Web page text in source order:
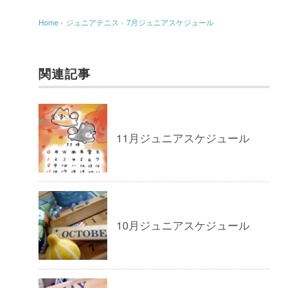
Home › ジュニアテニス › 7月ジュニアスケジュール
関連記事
11月ジュニアスケジュール
10月ジュニアスケジュール